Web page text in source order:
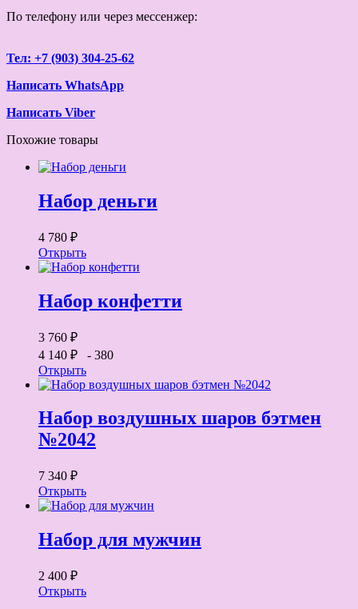
По телефону или через мессенжер:
Тел: +7 (903) 304-25-62
Написать WhatsApp
Написать Viber
Похожие товары
Набор деньги
4 780 ₽
Открыть
Набор конфетти
3 760 ₽
4 140 ₽ - 380
Открыть
Набор воздушных шаров бэтмен
№2042
7 340 ₽
Открыть
Набор для мужчин
2 400 ₽
Открыть